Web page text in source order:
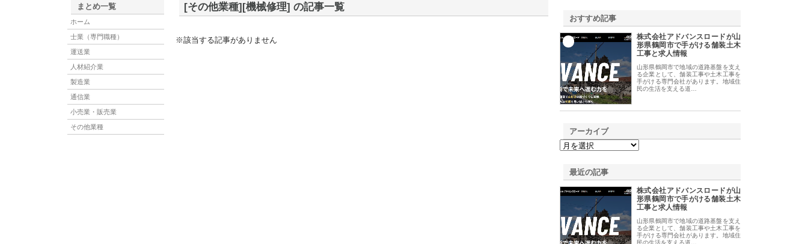
まとめ一覧
ホーム
士業（専門職種）
運送業
人材紹介業
製造業
通信業
小売業・販売業
その他業種
[その他業種][機械修理] の記事一覧
※該当する記事がありません
おすすめ記事
株式会社アドバンスロードが山
形県鶴岡市で手がける舗装土木
工事と求人情報
山形県鶴岡市で地域の道路基盤を支え
る企業として、舗装工事や土木工事を
手がける専門会社があります。地域住
民の生活を支える道…
アーカイブ
最近の記事
株式会社アドバンスロードが山
形県鶴岡市で手がける舗装土木
工事と求人情報
山形県鶴岡市で地域の道路基盤を支え
る企業として、舗装工事や土木工事を
手がける専門会社があります。地域住
民の生活を支える道…